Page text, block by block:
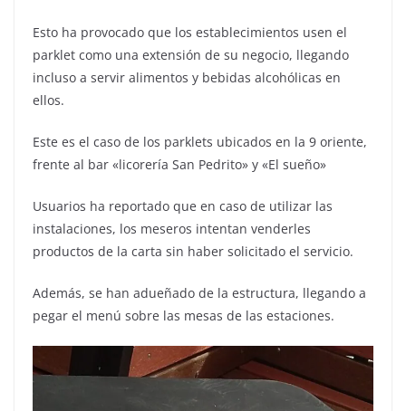
Esto ha provocado que los establecimientos usen el
parklet como una extensión de su negocio, llegando
incluso a servir alimentos y bebidas alcohólicas en
ellos.
Este es el caso de los parklets ubicados en la 9 oriente,
frente al bar «licorería San Pedrito» y «El sueño»
Usuarios ha reportado que en caso de utilizar las
instalaciones, los meseros intentan venderles
productos de la carta sin haber solicitado el servicio.
Además, se han adueñado de la estructura, llegando a
pegar el menú sobre las mesas de las estaciones.